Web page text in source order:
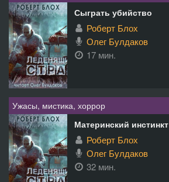
Сыграть убийство
Роберт Блох
Олег Булдаков
17 мин.
Ужасы, мистика, хоррор
Материнский инстинкт
Роберт Блох
Олег Булдаков
32 мин.